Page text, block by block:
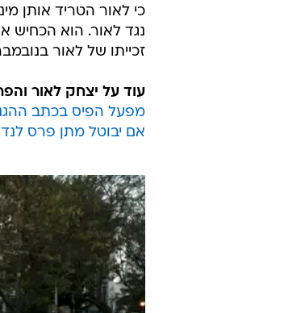
כי לאור הטריד אותן
נגד לאור. הוא הכחיש
זכייתו של לאור בנובמבר 2014 החלו קריאות לביטול
עוד על יצחק לאור
מפעל הפיס בכתב
אם יבוטל מתן פרס